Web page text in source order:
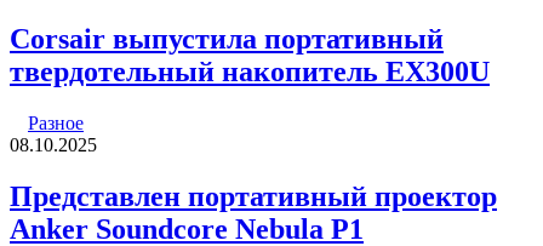
Corsair выпустила портативный
твердотельный накопитель EX300U
Разное
08.10.2025
Представлен портативный проектор
Anker Soundcore Nebula P1